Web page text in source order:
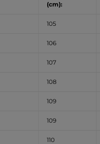
(cm):
105
106
107
108
109
109
110